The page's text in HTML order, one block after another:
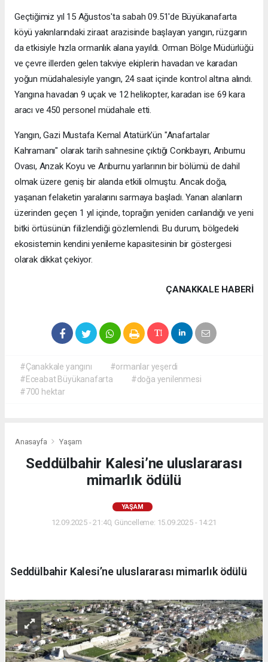
Geçtiğimiz yıl 15 Ağustos'ta sabah 09.51'de Büyükanafarta
köyü yakınlarındaki ziraat arazisinde başlayan yangın, rüzgarın
da etkisiyle hızla ormanlık alana yayıldı. Orman Bölge Müdürlüğü
ve çevre illerden gelen takviye ekiplerin havadan ve karadan
yoğun müdahalesiyle yangın, 24 saat içinde kontrol altına alındı.
Yangına havadan 9 uçak ve 12 helikopter, karadan ise 69 kara
aracı ve 450 personel müdahale etti.
Yangın, Gazi Mustafa Kemal Atatürk'ün "Anafartalar
Kahramanı" olarak tarih sahnesine çıktığı Conkbayırı, Arıburnu
Ovası, Anzak Koyu ve Arıburnu yarlarının bir bölümü de dahil
olmak üzere geniş bir alanda etkili olmuştu. Ancak doğa,
yaşanan felaketin yaralarını sarmaya başladı. Yanan alanların
üzerinden geçen 1 yıl içinde, toprağın yeniden canlandığı ve yeni
bitki örtüsünün filizlendiği gözlemlendi. Bu durum, bölgedeki
ekosistemin kendini yenileme kapasitesinin bir göstergesi
olarak dikkat çekiyor.
ÇANAKKALE HABERİ
#Çanakkale yangını
#ormanlar yeşerdi
#Eceabat Büyükanafarta
#doğa yenilenmesi
#700 hektar
Anasayfa Yaşam
Seddülbahir Kalesi’ne uluslararası
mimarlık ödülü
YAŞAM
12.09.2025 - 21:40, Güncelleme: 15.09.2025 - 14:21
Seddülbahir Kalesi’ne uluslararası mimarlık ödülü